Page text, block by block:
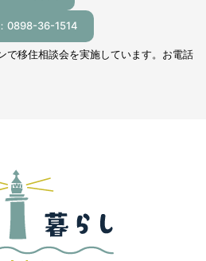
0898-36-1514
で移住相談会を実施しています。お電話